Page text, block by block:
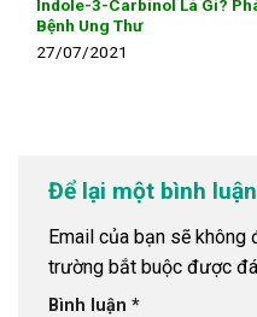
Indole-3-Carbinol Là Gì?
Bệnh Ung Thư
27/07/2021
Để lại một bình luận
Email của bạn sẽ không
trường bắt buộc được
Bình luận *